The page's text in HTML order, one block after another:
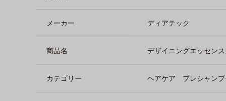
メーカー ディアテック
商品名 デザイニングエッセン
カテゴリー ヘアケア プレシャンプ